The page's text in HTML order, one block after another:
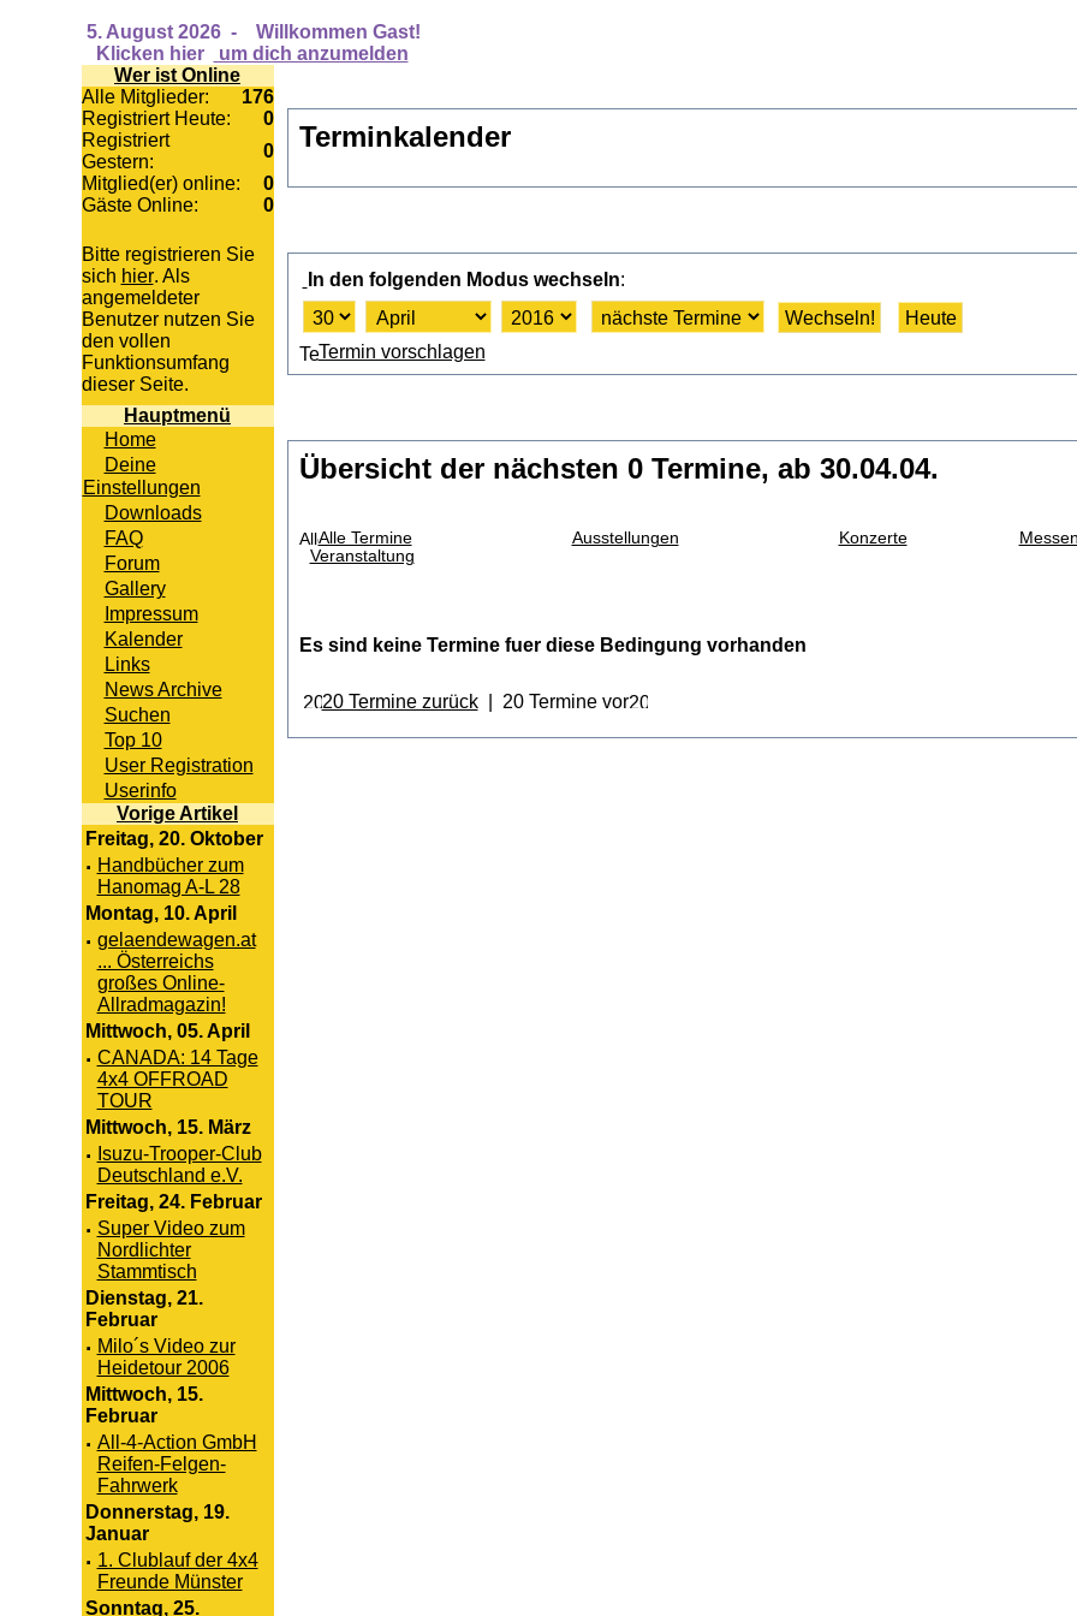
5. August 2026 -
Willkommen Gast!
Klicken hier
um dich anzumelden
Wer ist Online
Alle Mitglieder:
176
Registriert Heute:
0
Registriert
Gestern:
0
Mitglied(er) online:
0
Gäste Online:
0
Bitte registrieren Sie
sich hier. Als
angemeldeter
Benutzer nutzen Sie
den vollen
Funktionsumfang
dieser Seite.
Hauptmenü
Home
Deine
Einstellungen
Downloads
FAQ
Forum
Gallery
Impressum
Kalender
Links
News Archive
Suchen
Top 10
User Registration
Userinfo
Vorige Artikel
Freitag, 20. Oktober
· Handbücher zum
Hanomag A-L 28
Montag, 10. April
· gelaendewagen.at
... Österreichs
großes Online-
Allradmagazin!
Mittwoch, 05. April
· CANADA: 14 Tage
4x4 OFFROAD
TOUR
Mittwoch, 15. März
· Isuzu-Trooper-Club
Deutschland e.V.
Freitag, 24. Februar
· Super Video zum
Nordlichter
Stammtisch
Dienstag, 21.
Februar
· Milo´s Video zur
Heidetour 2006
Mittwoch, 15.
Februar
· All-4-Action GmbH
Reifen-Felgen-
Fahrwerk
Donnerstag, 19.
Januar
· 1. Clublauf der 4x4
Freunde Münster
Sonntag, 25.
Terminkalender
In den folgenden Modus wechseln:
Termin vorschlagen
Übersicht der nächsten 0 Termine, ab 30.04.04.
Alle Termine Ausstellungen Konzerte
Veranstaltung
Es sind keine Termine fuer diese Bedingung vorhanden
20 Termine zurück| 20 Termine vor